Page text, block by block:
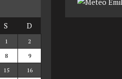
S D
1
2
8
9
15 16